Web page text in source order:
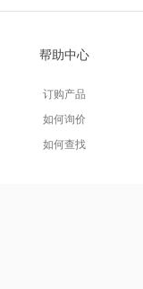
帮助中心
订购产品
如何询价
如何查找